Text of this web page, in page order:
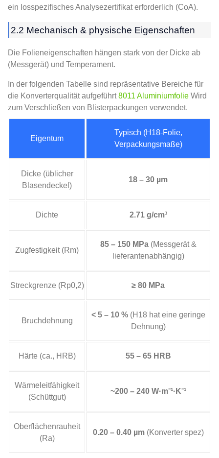
ein losspezifisches Analysezertifikat erforderlich (CoA).
2.2 Mechanisch & physische Eigenschaften
Die Folieneigenschaften hängen stark von der Dicke ab
(Messgerät) und Temperament.
In der folgenden Tabelle sind repräsentative Bereiche für
die Konverterqualität aufgeführt8011 Aluminiumfolie Wird
zum Verschließen von Blisterpackungen verwendet.
Eigentum
Typisch (H18-Folie,
Verpackungsmaße)
Dicke (üblicher
Blasendeckel)
18 – 30 µm
Dichte 2.71 g/cm³
Zugfestigkeit (Rm)
85 – 150 MPa(Messgerät &
lieferantenabhängig)
Streckgrenze (Rp0,2) ≥ 80 MPa
Bruchdehnung
< 5 – 10 %(H18 hat eine geringe
Dehnung)
Härte (ca., HRB) 55 – 65 HRB
Wärmeleitfähigkeit
(Schüttgut)
~200 – 240 W·m⁻¹·K⁻¹
Oberflächenrauheit
(Ra)
0.20 – 0.40 µm(Konverter spez)